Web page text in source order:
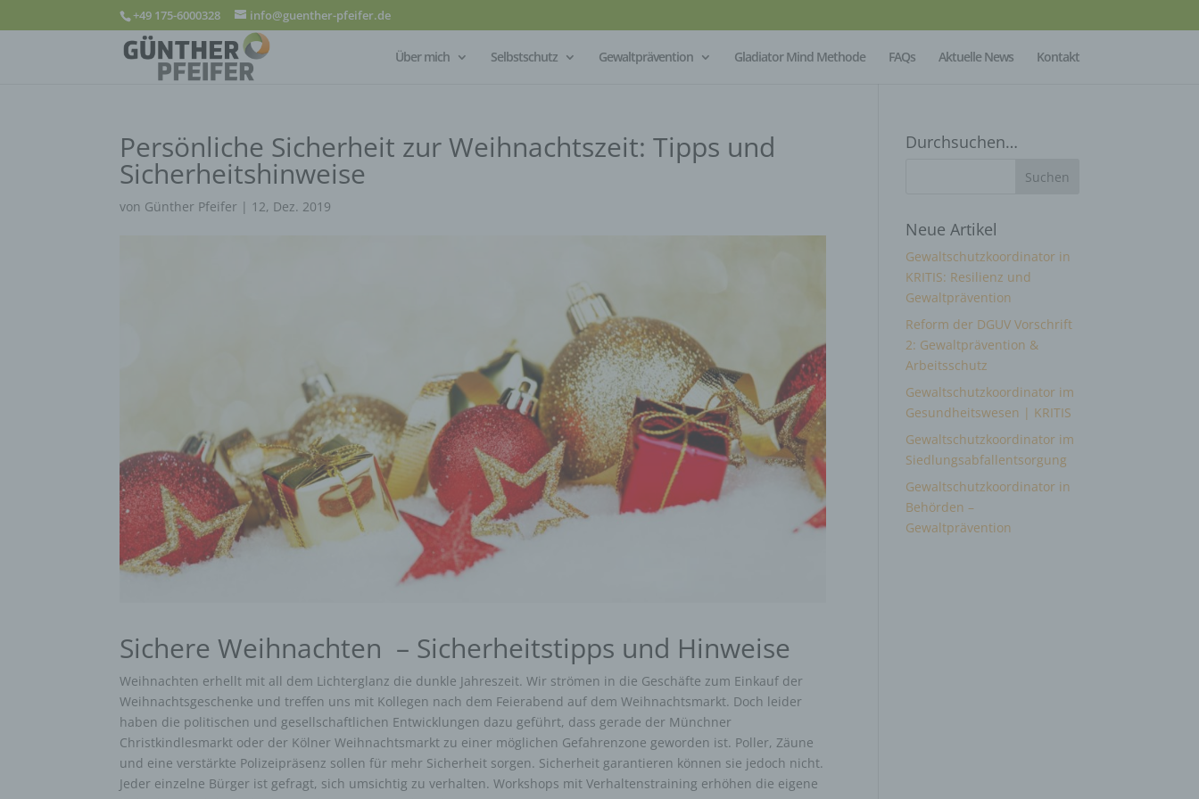
+49 175-6000328 info@guenther-pfeifer.de
Über mich Selbstschutz Gewaltprävention Gladiator Mind Methode FAQs Aktuelle News Kontakt
Persönliche Sicherheit zur Weihnachtszeit: Tipps und
Sicherheitshinweise
von Günther Pfeifer | 12, Dez. 2019
Sichere Weihnachten – Sicherheitstipps und Hinweise
Weihnachten erhellt mit all dem Lichterglanz die dunkle Jahreszeit. Wir strömen in die Geschäfte zum Einkauf der
Weihnachtsgeschenke und treffen uns mit Kollegen nach dem Feierabend auf dem Weihnachtsmarkt. Doch leider
haben die politischen und gesellschaftlichen Entwicklungen dazu geführt, dass gerade der Münchner
Christkindlesmarkt oder der Kölner Weihnachtsmarkt zu einer möglichen Gefahrenzone geworden ist. Poller, Zäune
und eine verstärkte Polizeipräsenz sollen für mehr Sicherheit sorgen. Sicherheit garantieren können sie jedoch nicht.
Jeder einzelne Bürger ist gefragt, sich umsichtig zu verhalten. Workshops mit Verhaltenstraining erhöhen die eigene
Durchsuchen…
Neue Artikel
Gewaltschutzkoordinator in
KRITIS: Resilienz und
Gewaltprävention
Reform der DGUV Vorschrift
2: Gewaltprävention &
Arbeitsschutz
Gewaltschutzkoordinator im
Gesundheitswesen | KRITIS
Gewaltschutzkoordinator im
Siedlungsabfallentsorgung
Gewaltschutzkoordinator in
Behörden –
Gewaltprävention